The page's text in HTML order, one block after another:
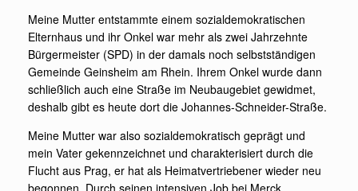
Meine Mutter entstammte einem sozialdemokratischen
Elternhaus und ihr Onkel war mehr als zwei Jahrzehnte
Bürgermeister (SPD) in der damals noch selbstständigen
Gemeinde Geinsheim am Rhein. Ihrem Onkel wurde dann
schließlich auch eine Straße im Neubaugebiet gewidmet,
deshalb gibt es heute dort die Johannes-Schneider-Straße.
Meine Mutter war also sozialdemokratisch geprägt und
mein Vater gekennzeichnet und charakterisiert durch die
Flucht aus Prag, er hat als Heimatvertriebener wieder neu